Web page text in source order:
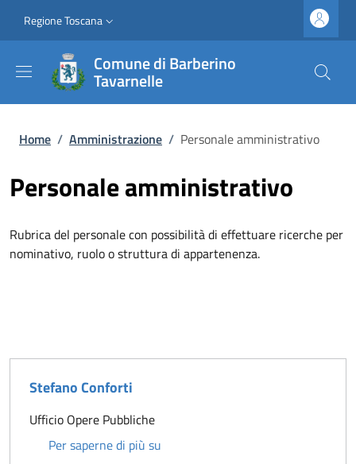
Slim top
Regione Toscana
Comune di Barberino
Tavarnelle
Briciole di pane
Home / Amministrazione / Personale amministrativo
Personale amministrativo
Rubrica del personale con possibilità di effettuare ricerche per
nominativo, ruolo o struttura di appartenenza.
Stefano Conforti
Ufficio Opere Pubbliche
Per saperne di più su